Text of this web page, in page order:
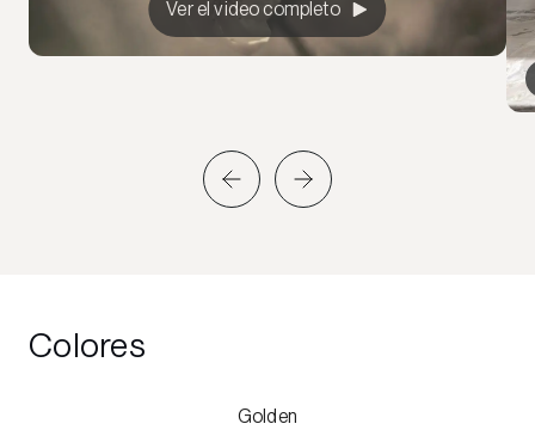
Ver el video completo
Colores
Golden